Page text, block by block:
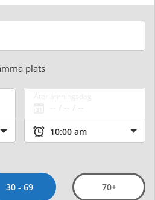
plats
30 - 69 70+